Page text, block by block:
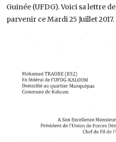
Guinée (UFDG). Voici sa lettre
parvenir ce Mardi 25 Juillet 2017.